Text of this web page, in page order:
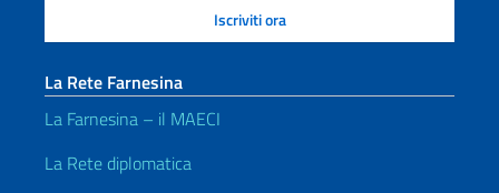
La Rete Farnesina
La Farnesina – il MAECI
La Rete diplomatica